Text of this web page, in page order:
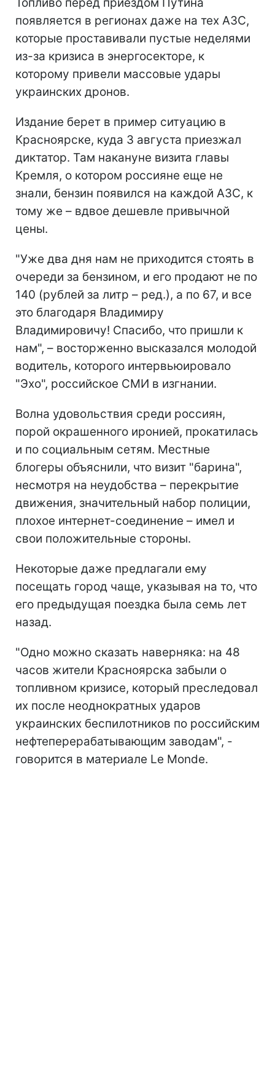
появляется в регионах даже на тех АЗС,
которые проставивали пустые неделями
из-за кризиса в энергосекторе, к
которому привели массовые удары
украинских дронов.
Издание берет в пример ситуацию в
Красноярске, куда 3 августа приезжал
диктатор. Там накануне визита главы
Кремля, о котором россияне еще не
знали, бензин появился на каждой АЗС, к
тому же – вдвое дешевле привычной
цены.
"Уже два дня нам не приходится стоять в
очереди за бензином, и его продают не по
140 (рублей за литр – ред.), а по 67, и все
это благодаря Владимиру
Владимировичу! Спасибо, что пришли к
нам", – восторженно высказался молодой
водитель, которого интервьюировало
"Эхо", российское СМИ в изгнании.
Волна удовольствия среди россиян,
порой окрашенного иронией, прокатилась
и по социальным сетям. Местные
блогеры объяснили, что визит "барина",
несмотря на неудобства – перекрытие
движения, значительный набор полиции,
плохое интернет-соединение – имел и
свои положительные стороны.
Некоторые даже предлагали ему
посещать город чаще, указывая на то, что
его предыдущая поездка была семь лет
назад.
"Одно можно сказать наверняка: на 48
часов жители Красноярска забыли о
топливном кризисе, который преследовал
их после неоднократных ударов
украинских беспилотников по российским
нефтеперерабатывающим заводам", -
говорится в материале Le Monde.